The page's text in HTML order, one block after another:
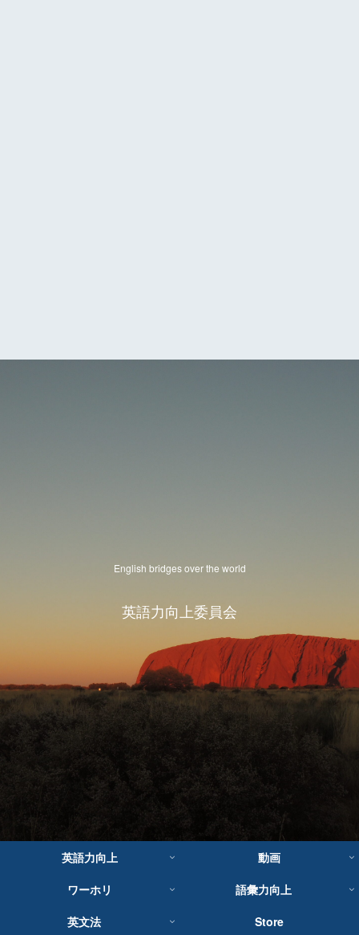
English bridges over the world
英語力向上委員会
英語力向上
動画
ワーホリ
語彙力向上
英文法
Store